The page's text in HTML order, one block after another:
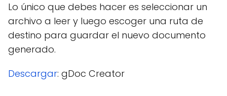
Lo único que debes hacer es seleccionar un
archivo a leer y luego escoger una ruta de
destino para guardar el nuevo documento
generado.
Descargar: gDoc Creator